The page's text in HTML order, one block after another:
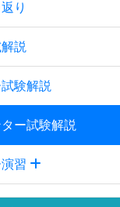
り
説
験解説
ー試験解説
習